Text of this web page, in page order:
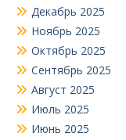
Декабрь 2025
Ноябрь 2025
Октябрь 2025
Сентябрь 2025
Август 2025
Июль 2025
Июнь 2025